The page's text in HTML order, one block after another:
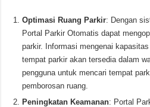
Optimasi Ruang Parkir: Dengan
Portal Parkir Otomatis dapat
parkir. Informasi mengenai
tempat parkir akan tersedia dalam
pengguna untuk mencari tempat
pemborosan ruang.
Peningkatan Keamanan: Portal